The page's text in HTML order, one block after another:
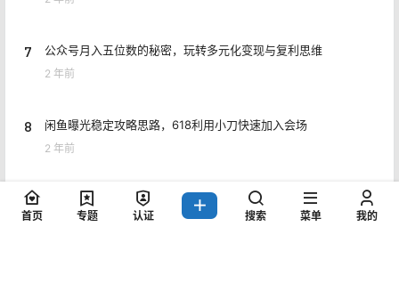
7 公众号月入五位数的秘密，玩转多元化变现与复利思维
2 年前
8 闲鱼曝光稳定攻略思路，618利用小刀快速加入会场
2 年前
Copyright © 2026
猎富团
首页 专题 认证 搜索 菜单 我的